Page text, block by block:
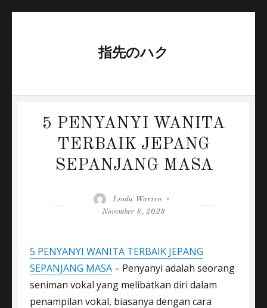
指先のハク
5 PENYANYI WANITA
TERBAIK JEPANG
SEPANJANG MASA
Author
Linda Warren
November 8, 2023
5 PENYANYI WANITA TERBAIK JEPANG
SEPANJANG MASA – Penyanyi adalah seorang
seniman vokal yang melibatkan diri dalam
penampilan vokal, biasanya dengan cara